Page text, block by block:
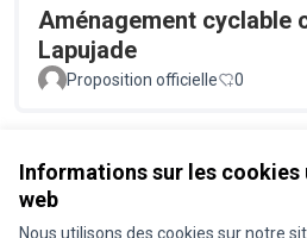
Informations sur les cookies
web
Nous utilisons des cookies sur notre
Aménagement cyclable
Lapujade
Proposition officielle 0